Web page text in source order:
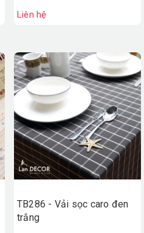
Liên hệ
TB286 - Vải sọc caro đen
trắng